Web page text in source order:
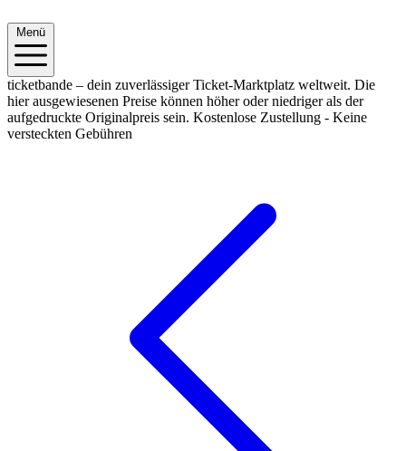
Menü
ticketbande – dein zuverlässiger Ticket-Marktplatz weltweit. Die
hier ausgewiesenen Preise können höher oder niedriger als der
aufgedruckte Originalpreis sein. Kostenlose Zustellung - Keine
versteckten Gebühren